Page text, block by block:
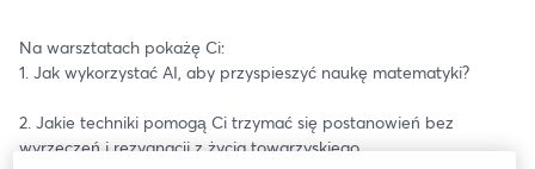
kolejne 4 miesiące
Na warsztatach pokażę Ci:
1. Jak wykorzystać AI, aby przyspieszyć naukę matematyki?
2. Jakie techniki pomogą Ci trzymać się postanowień bez
wyrzeczeń i rezygnacji z życia towarzyskiego